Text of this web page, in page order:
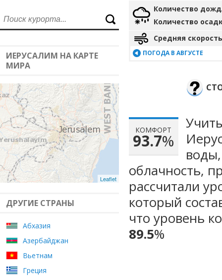
ИЕРУСАЛИМ НА КАРТЕ
МИРА
Leaflet
ДРУГИЕ СТРАНЫ
Абхазия
Азербайджан
Вьетнам
Греция
Количество
Количество
Средняя
ПОГОДА В АВГУСТЕ
КОМФОРТ
93.7%
облачность,
рассчитали
который
что уровень
89.5%